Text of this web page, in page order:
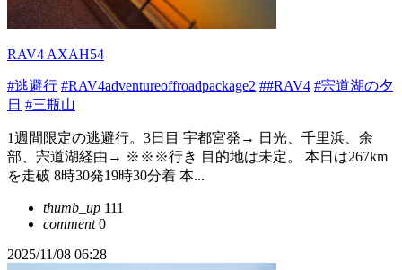
RAV4 AXAH54
#逃避行 #RAV4adventureoffroadpackage2 ##RAV4 #宍道湖の夕
日 #三瓶山
1週間限定の逃避行。3日目 宇都宮発→ 日光、千里浜、余
部、宍道湖経由→ ※※※行き 目的地は未定。 本日は267km
を走破 8時30発19時30分着 本...
thumb_up 111
comment0
2025/11/08 06:28